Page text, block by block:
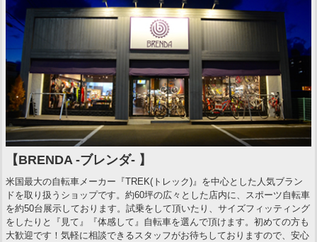
【BRENDA -ブレンダ- 】
米国最大の自転車メーカー『TREK(トレック)』を中心とした人気ブラン
ドを取り扱うショップです。約60坪の広々とした店内に、スポーツ自転車
を約50台展示しております。試乗をして頂いたり、サイズフィッティング
をしたりと『見て』『体感して』自転車を選んで頂けます。初めての方も
大歓迎です！気軽に相談できるスタッフがお待ちしておりますので、安心